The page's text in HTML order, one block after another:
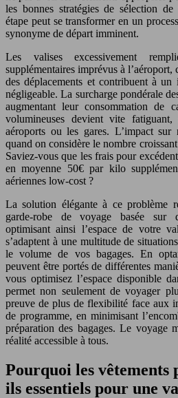
les bonnes stratégies de sélection
étape peut se transformer en un
synonyme de départ imminent.
Les valises excessivement
supplémentaires imprévus à
des déplacements et contribuent à un
négligeable. La surcharge pondérale
augmentant leur consommation de
volumineuses devient vite
aéroports ou les gares. L’impact
quand on considère le nombre
Saviez-vous que les frais pour
en moyenne 50€ par kilo
aériennes low-cost ?
La solution élégante à ce problème
garde-robe de voyage basée sur
optimisant ainsi l’espace de votre
s’adaptent à une multitude de
le volume de vos bagages. En
peuvent être portés de différentes
vous optimisez l’espace disponible
permet non seulement de voyager
preuve de plus de flexibilité face aux
de programme, en minimisant
préparation des bagages. Le voyage
réalité accessible à tous.
Pourquoi les vêtements
ils essentiels pour une